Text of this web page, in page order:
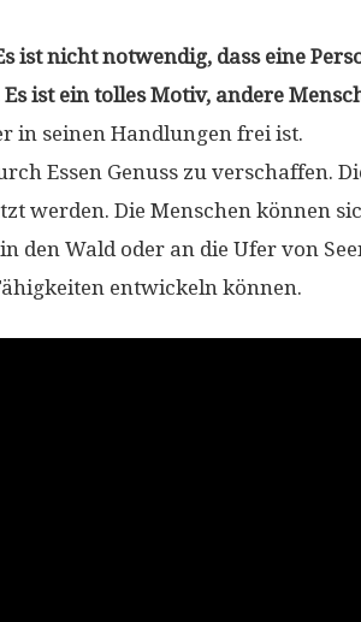
ist nicht notwendig, dass eine
ist ein tolles Motiv, andere
in seinen Handlungen frei ist.
Essen Genuss zu verschaffen.
werden. Die Menschen können
den Wald oder an die Ufer von
entwickeln können.